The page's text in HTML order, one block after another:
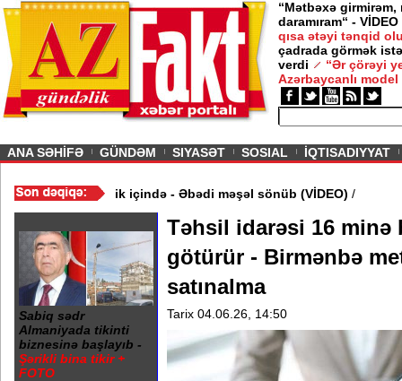
“Mətbəxə girmirəm,
daramıram“ - VİDEO
qısa ətəyi tənqid
çadrada görmək
verdi
“Ər çörəyi
Azərbaycanlı model
ANA SƏHİFƏ GÜNDƏM SIYASƏT SOSIAL İQTISADIYYAT
20 Yanvar abidəsi zibillik içində - Əbədi məşəl sönüb (VİDEO)
Sabiq sədr
Almaniyada tikinti
biznesinə başlayıb -
Şərikli bina tikir +
FOTO
Təhsil idarəsi 16 minə
götürür - Birmənbə
satınalma
Tarix 04.06.26, 14:50